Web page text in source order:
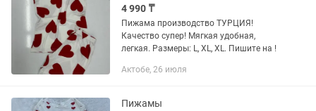
4 990 ₸
Пижама производство ТУРЦИЯ!
Качество супер! Мягкая удобная,
легкая. Размеры: L, XL, XL. Пишите на !
Актобе, 26 июля
Пижамы